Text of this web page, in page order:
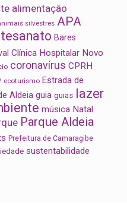
alimentação
silvestres APA
Bares
Clínica Hospitalar Novo
coronavírus CPRH
ecoturismo Estrada de
Aldeia guia guias lazer
música Natal
Parque Aldeia
Prefeitura de Camaragibe
sustentabilidade